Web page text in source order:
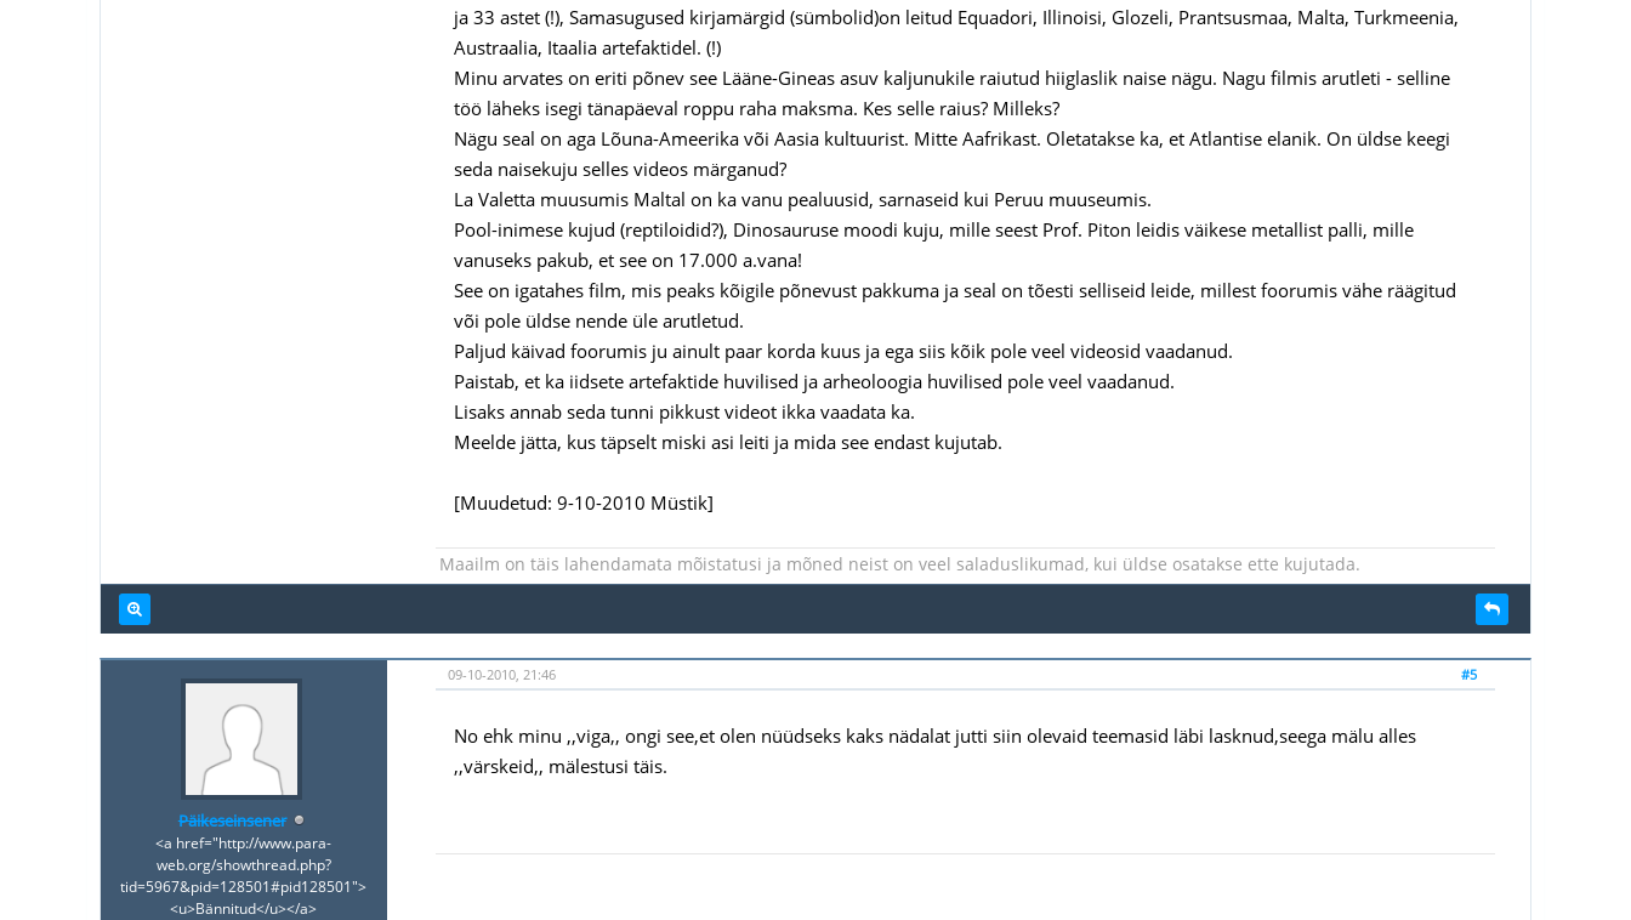
ja 33 astet (!), Samasugused kirjamärgid (sümbolid)on leitud Equadori, Illinoisi, Glozeli, Prantsusmaa, Malta, Turkmeenia,
Austraalia, Itaalia artefaktidel. (!)
Minu arvates on eriti põnev see Lääne-Gineas asuv kaljunukile raiutud hiiglaslik naise nägu. Nagu filmis arutleti - selline
töö läheks isegi tänapäeval roppu raha maksma. Kes selle raius? Milleks?
Nägu seal on aga Lõuna-Ameerika või Aasia kultuurist. Mitte Aafrikast. Oletatakse ka, et Atlantise elanik. On üldse keegi
seda naisekuju selles videos märganud?
La Valetta muusumis Maltal on ka vanu pealuusid, sarnaseid kui Peruu muuseumis.
Pool-inimese kujud (reptiloidid?), Dinosauruse moodi kuju, mille seest Prof. Piton leidis väikese metallist palli, mille
vanuseks pakub, et see on 17.000 a.vana!
See on igatahes film, mis peaks kõigile põnevust pakkuma ja seal on tõesti selliseid leide, millest foorumis vähe räägitud
või pole üldse nende üle arutletud.
Paljud käivad foorumis ju ainult paar korda kuus ja ega siis kõik pole veel videosid vaadanud.
Paistab, et ka iidsete artefaktide huvilised ja arheoloogia huvilised pole veel vaadanud.
Lisaks annab seda tunni pikkust videot ikka vaadata ka.
Meelde jätta, kus täpselt miski asi leiti ja mida see endast kujutab.
[Muudetud: 9-10-2010 Müstik]
Maailm on täis lahendamata mõistatusi ja mõned neist on veel saladuslikumad, kui üldse osatakse ette kujutada.
Päikeseinsener
<a href="http://www.para-
web.org/showthread.php?
tid=5967&pid=128501#pid128501">
<u>Bännitud</u></a>
#5
09-10-2010, 21:46
No ehk minu ,,viga,, ongi see,et olen nüüdseks kaks nädalat jutti siin olevaid teemasid läbi lasknud,seega mälu alles
,,värskeid,, mälestusi täis.